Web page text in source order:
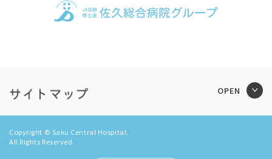
Copyright © Saku Central Hospital.
All Rights Reserved.